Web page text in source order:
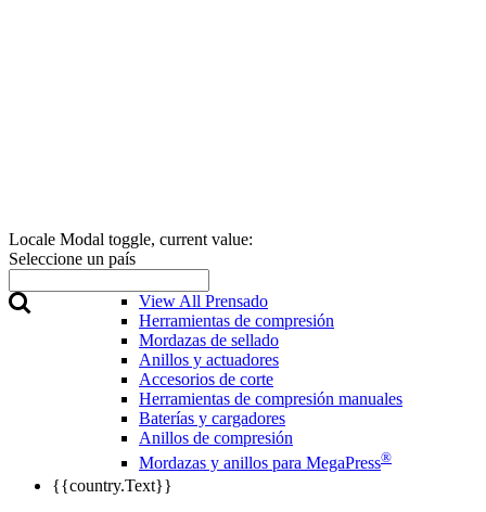
Locale Modal toggle, current value:
Seleccione un país
{{country.Text}}
View All Prensado
Herramientas de compresión
Mordazas de sellado
Anillos y actuadores
Accesorios de corte
Herramientas de compresión manuales
Baterías y cargadores
Anillos de compresión
Mordazas y anillos para MegaPress®